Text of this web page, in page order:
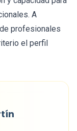
A
profesionales
el perfil